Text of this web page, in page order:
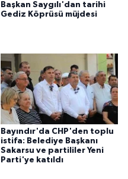
Başkan Saygılı'dan tarihi
Gediz Köprüsü müjdesi
Bayındır'da CHP'den toplu
istifa: Belediye Başkanı
Sakarsu ve partililer Yeni
Parti'ye katıldı